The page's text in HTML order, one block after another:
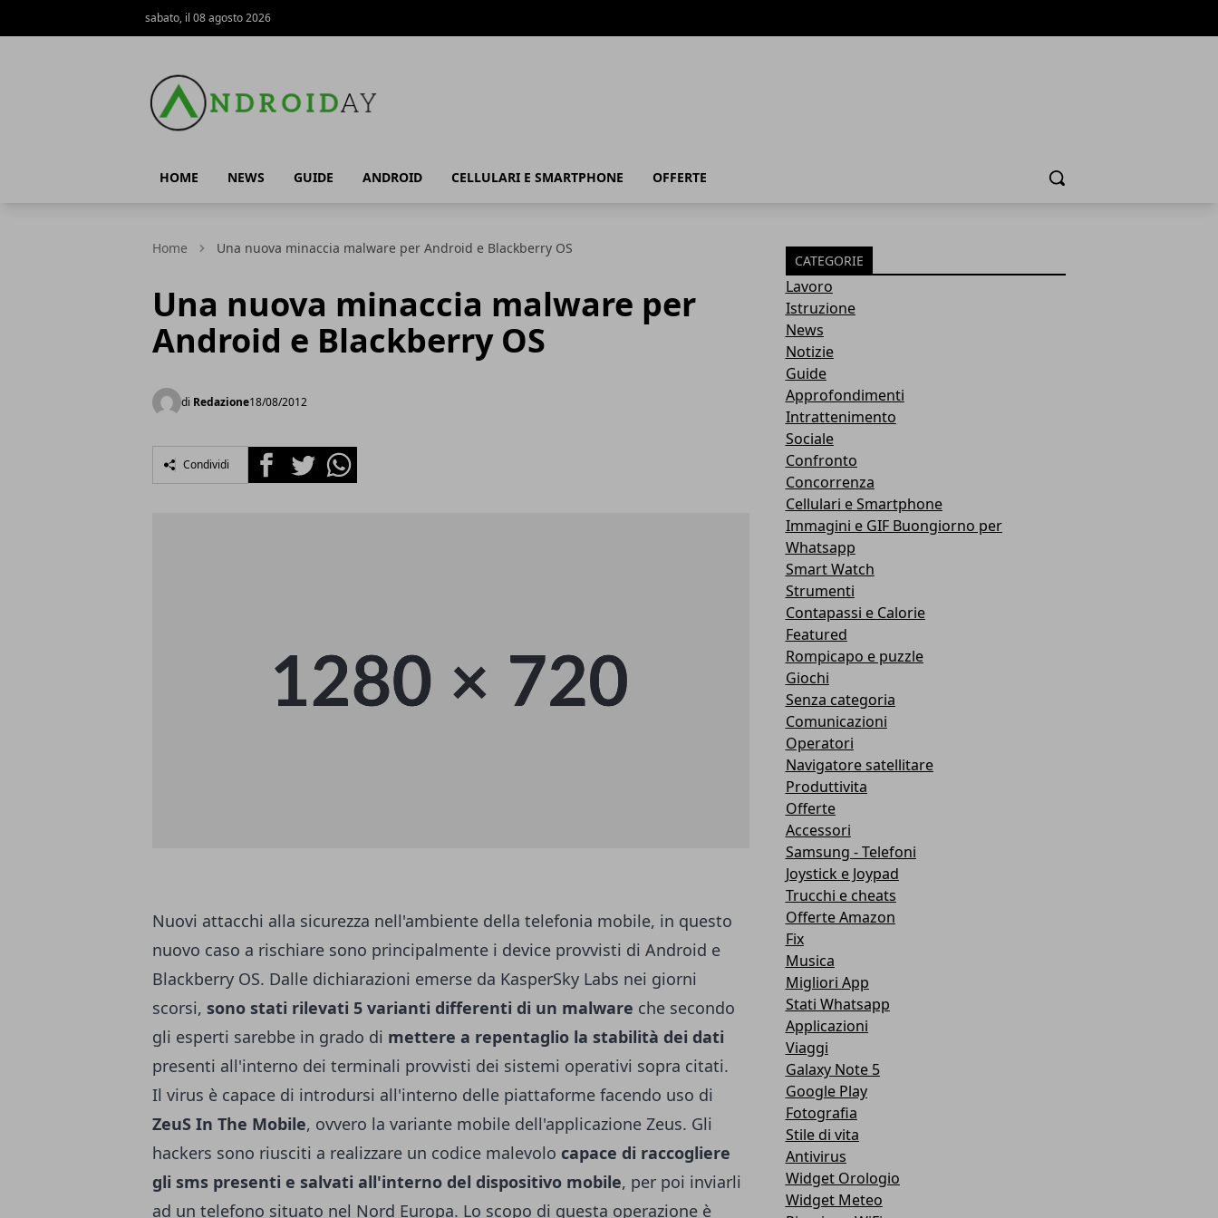
sabato, il 08 agosto 2026
HOME NEWS GUIDE ANDROID CELLULARI E SMARTPHONE OFFERTE Cerca
Home Una nuova minaccia malware per Android e Blackberry OS
Una nuova minaccia malware per
Android e Blackberry OS
di Redazione18/08/2012
Condividi FacebookTwitterWhatsapp
Nuovi attacchi alla sicurezza nell'ambiente della telefonia mobile, in questo
nuovo caso a rischiare sono principalmente i device provvisti di Android e
Blackberry OS. Dalle dichiarazioni emerse da KasperSky Labs nei giorni
scorsi, sono stati rilevati 5 varianti differenti di un malware che secondo
gli esperti sarebbe in grado di mettere a repentaglio la stabilità dei dati
presenti all'interno dei terminali provvisti dei sistemi operativi sopra citati.
Il virus è capace di introdursi all'interno delle piattaforme facendo uso di
ZeuS In The Mobile, ovvero la variante mobile dell'applicazione Zeus. Gli
hackers sono riusciti a realizzare un codice malevolo capace di raccogliere
gli sms presenti e salvati all'interno del dispositivo mobile, per poi inviarli
ad un telefono situato nel Nord Europa. Lo scopo di questa operazione è
CATEGORIE
Lavoro
Istruzione
News
Notizie
Guide
Approfondimenti
Intrattenimento
Sociale
Confronto
Concorrenza
Cellulari e Smartphone
Immagini e GIF Buongiorno per
Whatsapp
Smart Watch
Strumenti
Contapassi e Calorie
Featured
Rompicapo e puzzle
Giochi
Senza categoria
Comunicazioni
Operatori
Navigatore satellitare
Produttivita
Offerte
Accessori
Samsung - Telefoni
Joystick e Joypad
Trucchi e cheats
Offerte Amazon
Fix
Musica
Migliori App
Stati Whatsapp
Applicazioni
Viaggi
Galaxy Note 5
Google Play
Fotografia
Stile di vita
Antivirus
Widget Orologio
Widget Meteo